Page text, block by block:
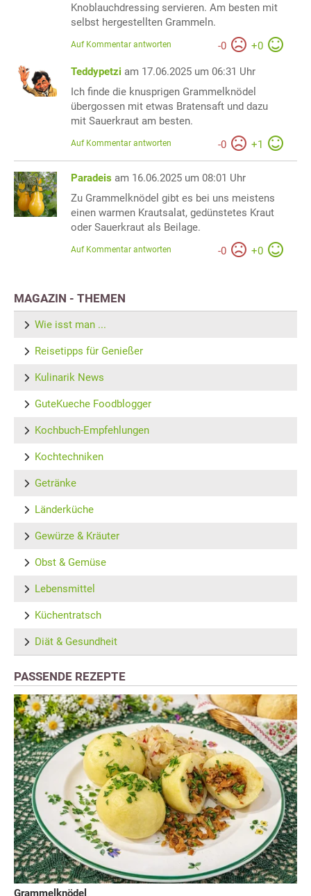
Knoblauchdressing servieren. Am besten mit
selbst hergestellten Grammeln.
-0 +0
Auf Kommentar antworten
Teddypetzi am 17.06.2025 um 06:31 Uhr
Ich finde die knusprigen Grammelknödel
übergossen mit etwas Bratensaft und dazu
mit Sauerkraut am besten.
-0 +1
Auf Kommentar antworten
Paradeis am 16.06.2025 um 08:01 Uhr
Zu Grammelknödel gibt es bei uns meistens
einen warmen Krautsalat, gedünstetes Kraut
oder Sauerkraut als Beilage.
-0 +0
Auf Kommentar antworten
MAGAZIN - THEMEN
Wie isst man ...
Reisetipps für Genießer
Kulinarik News
GuteKueche Foodblogger
Kochbuch-Empfehlungen
Kochtechniken
Getränke
Länderküche
Gewürze & Kräuter
Obst & Gemüse
Lebensmittel
Küchentratsch
Diät & Gesundheit
PASSENDE REZEPTE
Grammelknödel